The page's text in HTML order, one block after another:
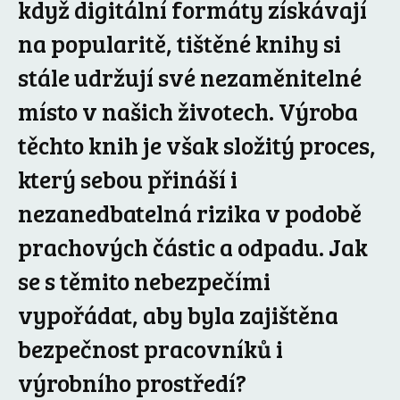
když digitální formáty získávají
na popularitě, tištěné knihy si
stále udržují své nezaměnitelné
místo v našich životech. Výroba
těchto knih je však složitý proces,
který sebou přináší i
nezanedbatelná rizika v podobě
prachových částic a odpadu. Jak
se s těmito nebezpečími
vypořádat, aby byla zajištěna
bezpečnost pracovníků i
výrobního prostředí?